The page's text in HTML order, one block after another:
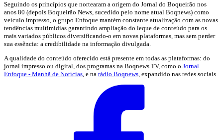
Seguindo os princípios que nortearam a origem do Jornal do Boqueirão nos
anos 80 (depois Boqueirão News, sucedido pelo nome atual Boqnews) como
veículo impresso, o grupo Enfoque mantém constante atualização com as novas
tendências multimídias garantindo ampliação do leque de conteúdo para os
mais variados públicos diversificando-o em novas plataformas, mas sem perder
sua essência: a credibilidade na informação divulgada.
A qualidade do conteúdo oferecido está presente em todas as plataformas: do
jornal impresso ou digital, dos programas na Boqnews TV, como o Jornal
Enfoque - Manhã de Notícias, e na rádio Boqnews, expandido nas redes sociais.